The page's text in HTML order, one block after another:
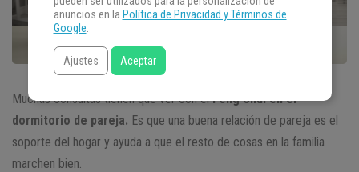
Muchas consultas tienen que ver con elFeng Shui en el
dormitorio de pareja. Es que una buena relación de pareja es el
soporte del hogar y ayuda a que el resto de cosas en la familia
marchen bien.
anuncios en la Política de Privacidad y Términos de
Google.
Ajustes Aceptar